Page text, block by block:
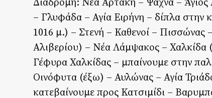
Διαδρομή: Νέα Αρτάκη – Ψαχνά – Άγιος
– Γλυφάδα – Αγία Ειρήνη – δίπλα
1016 μ.) – Στενή – Καθενοί –
Αλιβερίου) – Νέα Λάμψακος – Χαλκίδα
Γέφυρα Χαλκίδας – μπαίνουμε στην
Οινόφυτα (έξω) – Αυλώνας – Αγία
κατεβαίνουμε προς Κατσιμίδι –